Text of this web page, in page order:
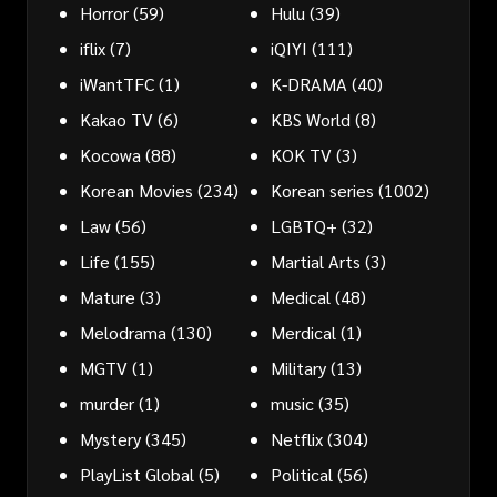
Horror(59) Hulu(39)
iflix(7) iQIYI (111)
iWantTFC(1) K-DRAMA(40)
Kakao TV(6) KBS World(8)
Kocowa(88) KOK TV(3)
Korean Movies (234) Korean series (1002)
Law(56) LGBTQ+ (32)
Life (155) Martial Arts (3)
Mature (3) Medical(48)
Melodrama(130) Merdical(1)
MGTV(1) Military(13)
murder(1) music(35)
Mystery(345) Netflix(304)
PlayList Global(5) Political(56)